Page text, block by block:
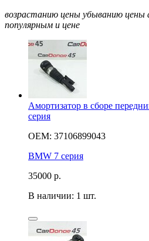
возрастанию цены убыванию цены
популярным и цене
Амортизатор в сборе
серия
OEM: 37106899043
BMW 7 серия
35000 р.
В наличии: 1 шт.